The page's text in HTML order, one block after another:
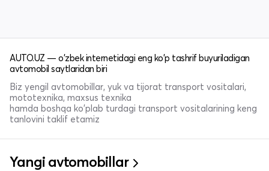
AUTO.UZ — o'zbek internetidagi eng ko'p tashrif buyuriladigan
avtomobil saytlaridan biri
Biz yengil avtomobillar, yuk va tijorat transport vositalari,
mototexnika, maxsus texnika
hamda boshqa ko'plab turdagi transport vositalarining keng
tanlovini taklif etamiz
Yangi avtomobillar